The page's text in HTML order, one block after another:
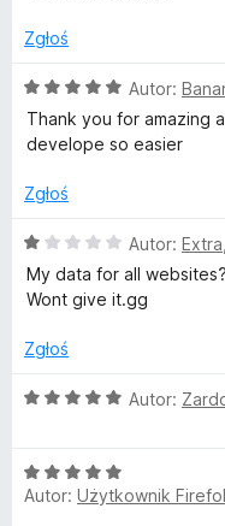
Zgłoś
O
c
e
a
5
/
5
Autor:
Thank you for amazing
develope so easier
Zgłoś
O
c
e
a
1
Autor: Extra
My data for all websites?
Wont give it.gg
Zgłoś
O
n
a
Autor:
O
c
Autor: Użytkownik